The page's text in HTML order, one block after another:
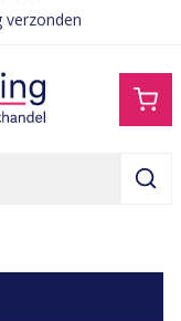
verzonden